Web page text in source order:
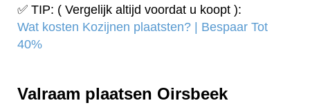
✅ TIP: ( Vergelijk altijd voordat u koopt ):
Wat kosten Kozijnen plaatsten? | Bespaar Tot
40%‎
Valraam plaatsen Oirsbeek